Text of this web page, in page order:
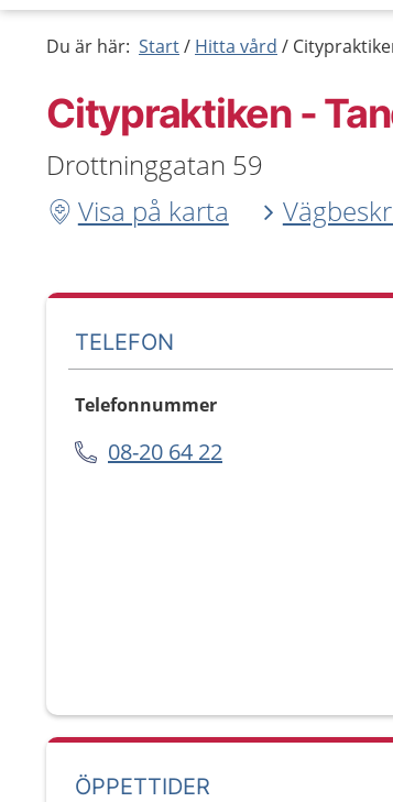
Du är här: Start Hitta vård
Citypraktiken -
Drottninggatan 59
Visa på karta
TELEFON
Telefonnummer
08-20 64 22
ÖPPETTIDER